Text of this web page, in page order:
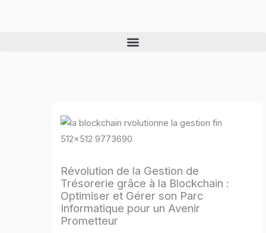
Révolution de la Gestion de
Trésorerie grâce à la Blockchain :
Optimiser et Gérer son Parc
Informatique pour un Avenir
Prometteur